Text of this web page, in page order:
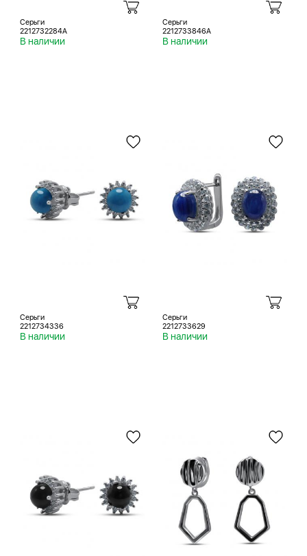
Серьги
2212732284A
В наличии
Серьги
2212733846A
В наличии
Серьги
2212734336
В наличии
Серьги
2212733629
В наличии